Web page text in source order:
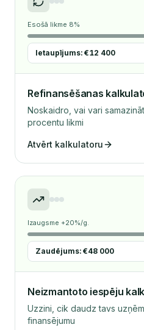
Esošā likme 8%
Ietaupījums: €12 400
Refinansēšanas
Noskaidro, vai vari
procentu likmi
Atvērt kalkulatoru
Izaugsme +20%/g.
Zaudējums: €48 000
Neizmantoto iespēju
Uzzini, cik daudz tavs
finansējumu